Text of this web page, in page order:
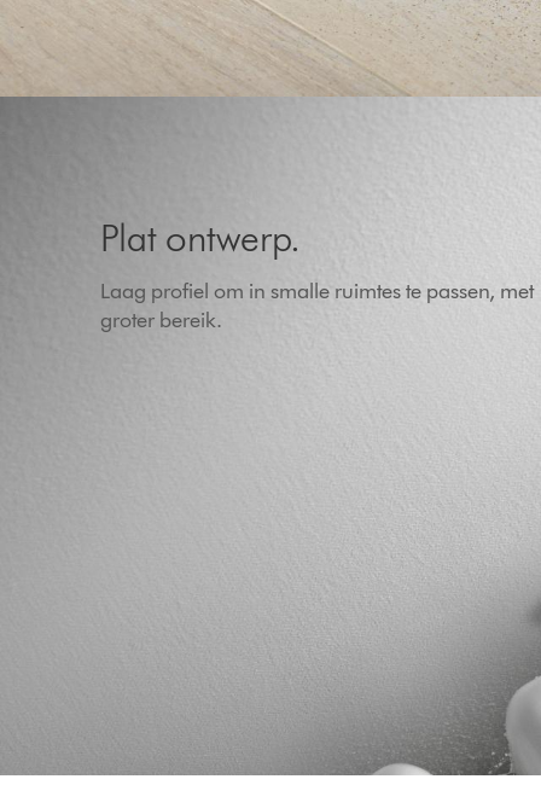
Plat ontwerp.
Laag profiel om in smalle ruimtes te passen, met
groter bereik.